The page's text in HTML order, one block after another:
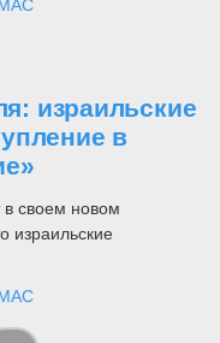
израильские
в
своем новом
израильские